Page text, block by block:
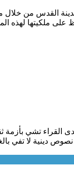
القدس من
القراء تشي